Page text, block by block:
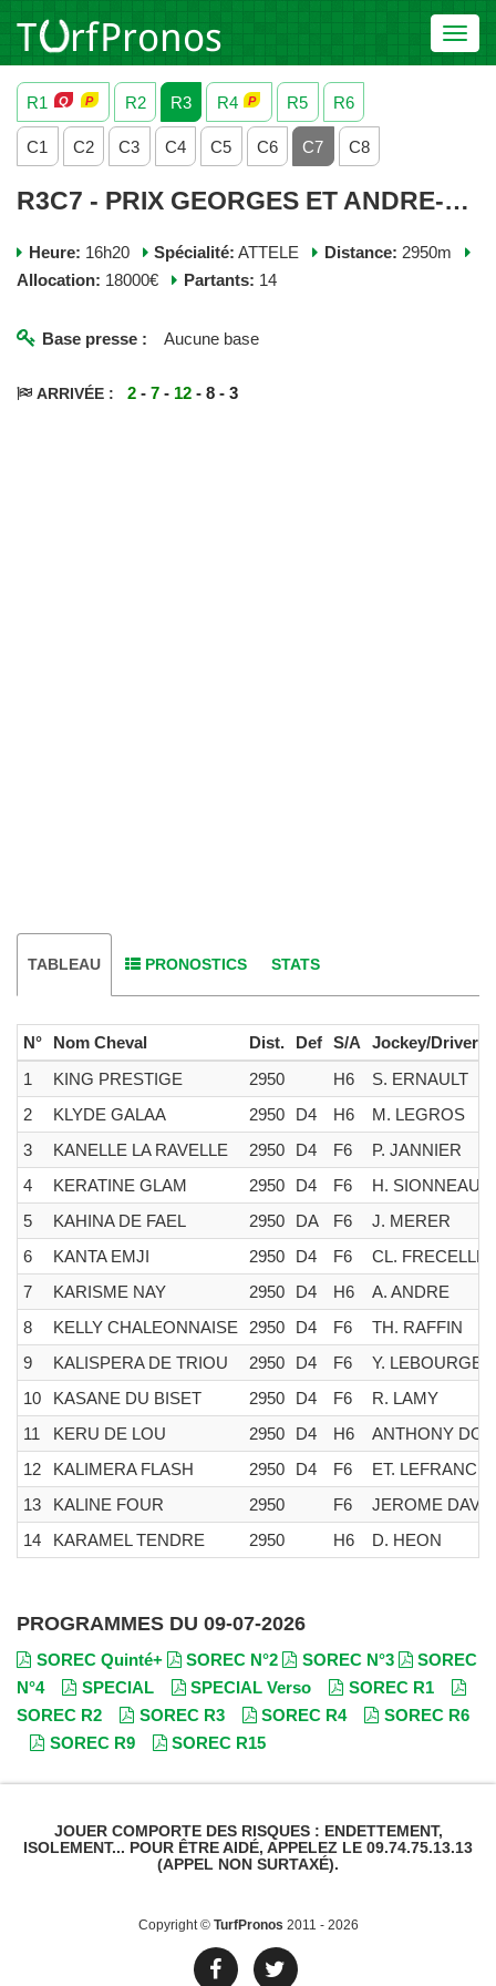
R1
R2 R3 R4 R5 R6
C1 C2 C3 C4 C5 C6 C7 C8
R3C7 - PRIX GEORGES ET ANDRE-LOUIS DREUX - JEUDI 09 JUILLET 2026
Heure: 16h20 Spécialité: ATTELE Distance: 2950m
Allocation: 18000€ Partants: 14
Base presse : Aucune base
ARRIVÉE : 2 -7 - 12 - 8 - 3
TABLEAU PRONOSTICS STATS
N° Nom Cheval Dist. Def S/A
Jockey/Driver
1
KING PRESTIGE 2950 H6
S. ERNAULT
2
KLYDE GALAA 2950 D4 H6
M. LEGROS
3
KANELLE LA RAVELLE 2950 D4 F6
P. JANNIER
4
KERATINE GLAM 2950 D4 F6
H. SIONNEAU
5
KAHINA DE FAEL 2950 DA F6
J. MERER
6
KANTA EMJI 2950 D4 F6
CL. FRECELLE
7
KARISME NAY 2950 D4 H6
A. ANDRE
8
KELLY CHALEONNAISE 2950 D4 F6
TH. RAFFIN
9
KALISPERA DE TRIOU 2950 D4 F6
Y.
10
KASANE DU BISET 2950 D4 F6
R. LAMY
11
KERU DE LOU 2950 D4 H6
ANTHONY
12
KALIMERA FLASH 2950 D4 F6
ET. LEFRANC
13
KALINE FOUR 2950 F6
JEROME DAVID
14
KARAMEL TENDRE 2950 H6 D. HEON
PROGRAMMES DU 09-07-2026
SOREC Quinté+ SOREC N°2 SOREC N°3
SOREC
N°4
SPECIAL SPECIAL Verso
SOREC R1
SOREC R2
SOREC R3 SOREC R4
SOREC R6
SOREC R9
SOREC R15
JOUER COMPORTE DES RISQUES : ENDETTEMENT,
ISOLEMENT... POUR ÊTRE AIDÉ, APPELEZ LE 09.74.75.13.13
(APPEL NON SURTAXÉ).
Copyright © TurfPronos 2011 - 2026